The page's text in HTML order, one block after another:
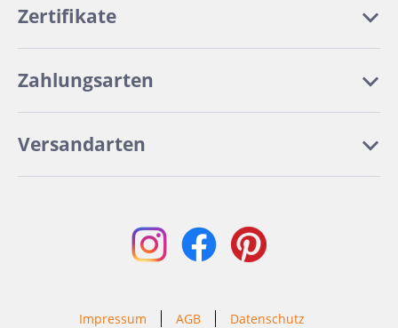
Zertifikate
Zahlungsarten
Versandarten
Impressum AGB
Datenschutz